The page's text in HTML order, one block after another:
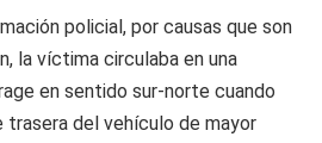
policial, por causas que son
la víctima circulaba en una
en sentido sur-norte cuando
del vehículo de mayor